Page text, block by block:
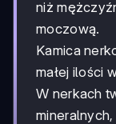
niż
moczową.
Kamica
małej ilości
W nerkach